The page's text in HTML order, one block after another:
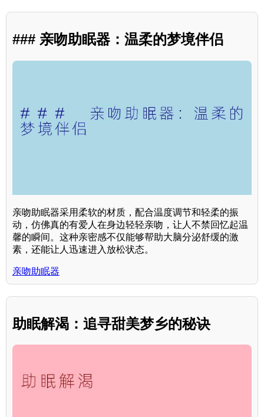
### 亲吻助眠器：温柔的梦境伴侣
亲吻助眠器采用柔软的材质，配合温度调节和轻柔的振
动，仿佛真的有爱人在身边轻轻亲吻，让人不禁回忆起温
馨的瞬间。这种亲密感不仅能够帮助大脑分泌舒缓的激
素，还能让人迅速进入放松状态。
亲吻助眠器
助眠解渴：追寻甜美梦乡的秘诀